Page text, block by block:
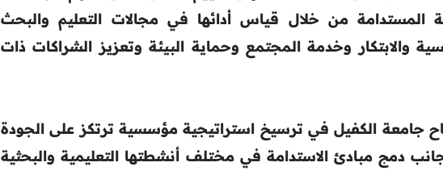
المستدامة من خلال قياس أدائها في مجالات التعليم والبحث
والابتكار وخدمة المجتمع وحماية البيئة وتعزيز الشراكات ذات
جامعة الكفيل في ترسيخ استراتيجية مؤسسية ترتكز على الجودة
جانب دمج مبادئ الاستدامة في مختلف أنشطتها التعليمية والبحثية